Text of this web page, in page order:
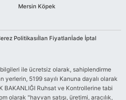
Mersin Köpek
Politikasıİlan Fiyatlarıİade İptal
ile ücretsiz olarak, sahiplendirme
yerlerin, 5199 sayılı Kanuna dayalı olarak
BAKANLIĞI Ruhsat ve Kontrollerine tabi
olarak "hayvan satışı, üretimi, aracılık,